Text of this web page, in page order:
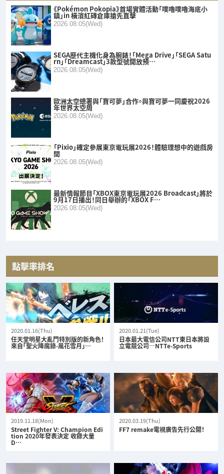
《Pokémon Pokopia》首場實體活動「噗嚕噗嚕海底小
鎮」in 橫濱紅磚倉庫搶先直擊
2026.08.05(Wed)
SEGA歷代主機化身為腕錶！「Mega Drive」「SEGA Satu
rn」「Dreamcast」3款型號開放預…
2026.08.05(Wed)
歐洲太空總署與「寶可夢」合作。與寶可夢一同慶祝2026
年世界太空周
2026.08.05(Wed)
「Pixio」確定參展東京電玩展2026！體驗理想中的遊戲房
間
2026.08.05(Wed)
最新情報節目「XBOX東京電玩展2026 Broadcast」將於
9月17日播出！同日舉辦的「XBOX F…
2026.08.05(Wed)
點擊率排名
2020.01.16(Thu)
任天堂明星大亂鬥特別版的新角色！
來自「聖火降魔錄-風花雪月」…
2020.01.21(Tue)
日本最大電信公司NTT東日本將設
立電競公司—NTTe-Sports
2019.11.18(Mon)
Street Fighter V: Champion Edi
tion 2020年發表決定 收錄大量
D…
2020.03.19(Thu)
FF7 remake電視廣告先行公開！